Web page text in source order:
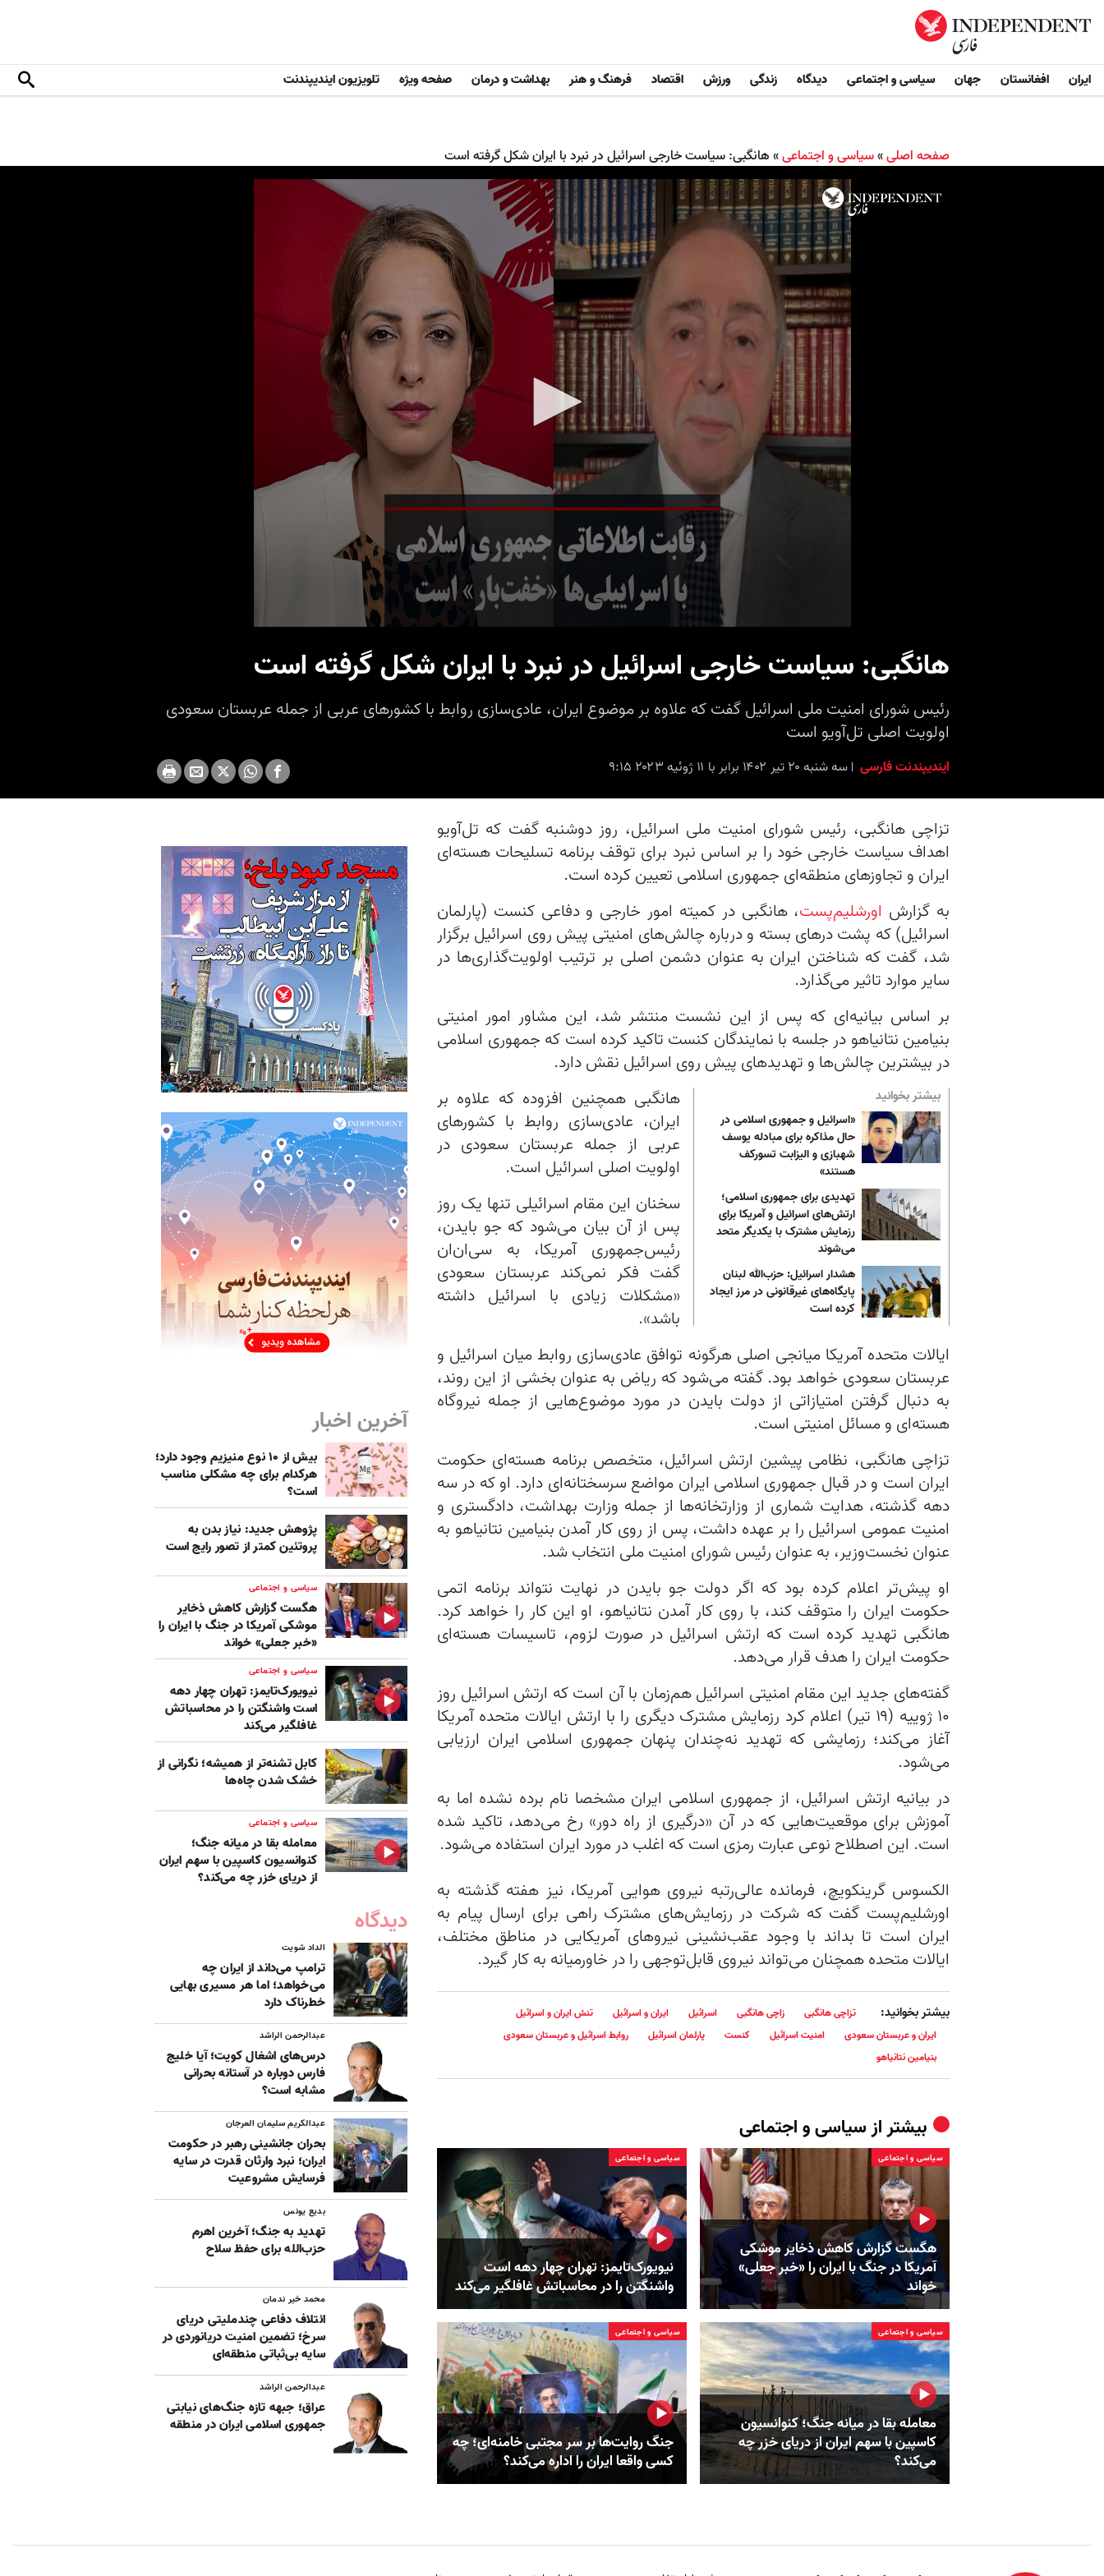
ایران افغانستان جهان سیاسی و اجتماعی دیدگاه زندگی ورزش اقتصاد فرهنگ و هنر بهداشت و درمان صفحه ویژه تلویزیون ایندیپندنت
صفحه اصلی»سیاسی و اجتماعی»هانگبی: سیاست خارجی اسرائیل در نبرد با ایران شکل گرفته است
secondsVolume
هانگبی: سیاست خارجی اسرائیل در نبرد با ایران شکل گرفته است
رئیس شورای امنیت ملی اسرائيل گفت که علاوه بر موضوع ایران، عادی‌سازی روابط با کشورهای عربی از جمله عربستان سعودی
اولویت اصلی تل‌آویو است
ایندیپندنت فارسی سه شنبه ۲۰ تیر ۱۴۰۲ برابر با ۱۱ ژوئیه ۲۰۲۳ ۹:۱۵
تزاچی هانگبی، رئیس شورای امنیت ملی اسرائیل، روز دوشنبه گفت که تل‌آویو
اهداف سیاست خارجی خود را بر اساس نبرد برای توقف برنامه تسلیحات هسته‌ای
ایران و تجاوزهای منطقه‌ای جمهوری اسلامی تعیین کرده است.
به گزارش اورشلیم‌پست، هانگبی در کمیته امور خارجی و دفاعی کنست (پارلمان
اسرائیل) که پشت درهای بسته و درباره چالش‌های امنیتی پیش روی اسرائیل برگزار
شد، گفت که شناختن ایران به عنوان دشمن اصلی بر ترتیب اولویت‌گذاری‌ها در
سایر موارد تاثیر می‌گذارد.
بر اساس بیانیه‌ای که پس از این نشست منتشر شد، این مشاور امور امنیتی
بنیامین نتانیاهو در جلسه با نمایندگان کنست تاکید کرده است که جمهوری اسلامی
در بیشترین چالش‌ها و تهدیدهای پیش‌ روی اسرائیل نقش دارد.
بیشتر بخوانید
«اسرائیل و جمهوری اسلامی در
حال مذاکره برای مبادله یوسف
شهبازی و الیزابت تسورکف
هستند»
تهدیدی برای جمهوری اسلامی؛
ارتش‌های اسرائیل و آمریکا برای
رزمایش مشترک با یکدیگر متحد
می‌شوند
هشدار اسرائیل: حزب‌الله لبنان
پایگاه‌های غیرقانونی در مرز ایجاد
کرده است
هانگبی همچنین افزوده که علاوه بر
ایران، عادی‌سازی روابط با کشورهای
عربی از جمله عربستان سعودی در
اولویت اصلی اسرائیل است.
سخنان این مقام اسرائیلی تنها یک روز
پس از آن بیان می‌شود که جو بایدن،
رئیس‌جمهوری آمریکا، به سی‌ان‌ان
گفت فکر نمی‌کند عربستان سعودی
«مشکلات زیادی با اسرائیل داشته
باشد».
ایالات متحده آمریکا میانجی اصلی هرگونه توافق عادی‌سازی روابط میان اسرائیل و
عربستان سعودی خواهد بود. گفته می‌شود که ریاض به عنوان بخشی از این روند،
به دنبال گرفتن امتیازاتی از دولت بایدن در مورد موضوع‌هایی از جمله نیروگاه
هسته‌ای و مسائل امنیتی است.
تزاچی هانگبی، نظامی پیشین ارتش اسرائیل، متخصص برنامه هسته‌ای حکومت
ایران است و در قبال جمهوری اسلامی ایران مواضع سرسختانه‌ای دارد. او که در سه
دهه گذشته، هدایت شماری از وزارتخانه‌ها از جمله وزارت بهداشت، دادگستری و
امنیت عمومی اسرائیل را بر عهده داشت، پس از روی کار آمدن بنیامین نتانیاهو به
عنوان نخست‌وزیر، به عنوان رئیس شورای امنیت ملی انتخاب شد.
او پیش‌تر اعلام کرده بود که اگر دولت جو بایدن در نهایت نتواند برنامه اتمی
حکومت ایران را متوقف کند، با روی کار آمدن نتانیاهو، او این کار را خواهد کرد.
هانگبی تهدید کرده است که ارتش اسرائیل در صورت لزوم، تاسیسات هسته‌ای
حکومت ایران را هدف قرار می‌دهد.
گفته‌های جدید این مقام امنیتی اسرائیل هم‌زمان با آن است که ارتش اسرائیل روز
۱۰ ژوییه (۱۹ تیر) اعلام کرد رزمایش مشترک دیگری را با ارتش ایالات متحده آمریکا
آغاز می‌کند؛ رزمایشی که تهدید نه‌چندان پنهان جمهوری اسلامی ایران ارزیابی
می‌شود.
در بیانیه ارتش اسرائیل، از جمهوری اسلامی ایران مشخصا نام برده نشده اما به
آموزش برای موقعیت‌هایی که در آن «درگیری از راه دور» رخ می‌دهد، تاکید شده
است. این اصطلاح نوعی عبارت رمزی است که اغلب در مورد ایران استفاده می‌شود.
الکسوس گرینکویچ، فرمانده عالی‌رتبه نیروی هوایی آمریکا، نیز هفته گذشته به
اورشلیم‌پست گفت که شرکت در رزمایش‌های مشترک راهی برای ارسال پیام به
ایران است تا بداند با وجود عقب‌نشینی نیروهای آمریکایی در مناطق مختلف،
ایالات متحده همچنان می‌تواند نیروی قابل‌توجهی را در خاورمیانه به کار گیرد.
بیشتر بخوانید: تزاچی هانگبی زاچی هانگبی اسرائیل ایران و اسرائيل
تنش ایران و اسرائیل
ایران و عربستان سعودی
امنیت اسرائیل کنست پارلمان اسرائيل
روابط اسرائیل و عربستان سعودی
بنیامین نتانیاهو
بیشتر ازسیاسی و اجتماعی
سیاسی و اجتماعی
هگست گزارش کاهش ذخایر موشکی
آمریکا در جنگ با ایران را «خبر جعلی»
خواند
سیاسی و اجتماعی
نیویورک‌تایمز: تهران چهار دهه است
واشنگتن را در محاسباتش غافلگیر می‌کند
سیاسی و اجتماعی
معامله بقا در میانه جنگ؛ کنوانسیون
کاسپین با سهم ایران از دریای خزر چه
می‌کند؟
سیاسی و اجتماعی
جنگ روایت‌ها بر سر مجتبی خامنه‌ای؛ چه
کسی واقعا ایران را اداره می‌کند؟
آخرین اخبار
بیش از ۱۰ نوع منیزیم وجود دارد؛
هر‌کدام برای چه مشکلی مناسب‌
است؟
پژوهش جدید: نیاز بدن به
پروتئین کمتر از تصور رایج است
سیاسی و اجتماعی
هگست گزارش کاهش ذخایر
موشکی آمریکا در جنگ با ایران را
«خبر جعلی» خواند
سیاسی و اجتماعی
نیویورک‌تایمز: تهران چهار دهه
است واشنگتن را در محاسباتش
غافلگیر می‌کند
کابل تشنه‌تر از همیشه؛ نگرانی از
خشک‌ شدن چاه‌ها
سیاسی و اجتماعی
معامله بقا در میانه جنگ؛
کنوانسیون کاسپین با سهم ایران
از دریای خزر چه می‌کند؟
دیدگاه
الداد شویت
ترامپ می‌داند از ایران چه
می‌خواهد؛ اما هر مسیری بهایی
خطرناک دارد
عبدالرحمن الراشد
درس‌های اشغال کویت؛ آیا خلیج
فارس دوباره در آستانه بحرانی
مشابه است؟
عبدالکریم سلیمان العرجان
بحران جانشینی رهبر در حکومت
ایران؛ نبرد وارثان قدرت در سایه
فرسایش مشروعیت
بدیع یونس
تهدید به جنگ؛ آخرین اهرم
حزب‌الله برای حفظ سلاح
محمد خیر ندمان
ائتلاف دفاعی چندملیتی دریای
سرخ؛ تضمین امنیت دریانوردی در
سایه بی‌ثباتی‌ منطقه‌ای
عبدالرحمن الراشد
عراق؛ جبهه تازه جنگ‌های نیابتی
جمهوری اسلامی ایران در منطقه